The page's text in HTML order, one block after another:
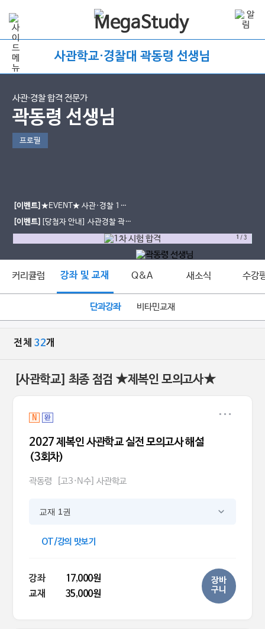
사관학교·경찰대 곽동령 선생님
사관∙경찰 합격 전문가
곽동령 선생님
프로필
[이벤트]★EVENT★ 사관·경찰 1차
시험 합격 인증 이벤트
[이벤트] [당첨자 안내] 사관경찰 곽동
령 선생님 1차 합격 다짐 댓글 이벤트
1 /3
커리큘럼 강좌 및 교재 Q&A 새소식 수강
단과강좌 비타민교재
전체 32개
[사관학교] 최종 점검 ★제복인 모의고사★
N 완
2027 제복인 사관학교 실전 모의고사 해설
(3회차)
곽동령 [고3·N수] 사관학교
교재 1권
OT/강의 맛보기
강좌
17,000원
교재
35,000원
장바
구니